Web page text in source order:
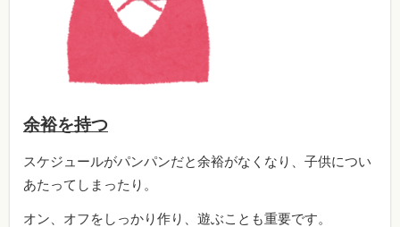
余裕を持つ
スケジュールがパンパンだと余裕がなくなり、子供につい
あたってしまったり。
オン、オフをしっかり作り、遊ぶことも重要です。